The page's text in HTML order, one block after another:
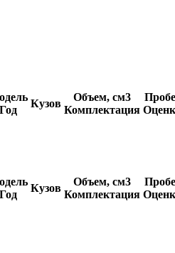
Год
Кузов
Объем, см3
Комплектация
Год
Кузов
Объем, см3
Комплектация